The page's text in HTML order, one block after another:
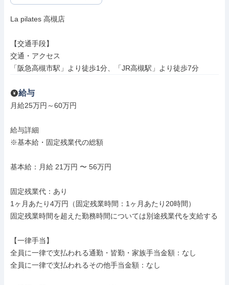
La pilates 高槻店
【交通手段】
交通・アクセス
「阪急高槻市駅」より徒歩1分、「JR高槻駅」より徒歩7分
給与
月給25万円～60万円
給与詳細
※基本給・固定残業代の総額
基本給：月給 21万円 〜 56万円
固定残業代：あり
1ヶ月あたり4万円（固定残業時間：1ヶ月あたり20時間）
固定残業時間を超えた勤務時間については別途残業代を支給する
【一律手当】
全員に一律で支払われる通勤・皆勤・家族手当金額：なし
全員に一律で支払われるその他手当金額：なし